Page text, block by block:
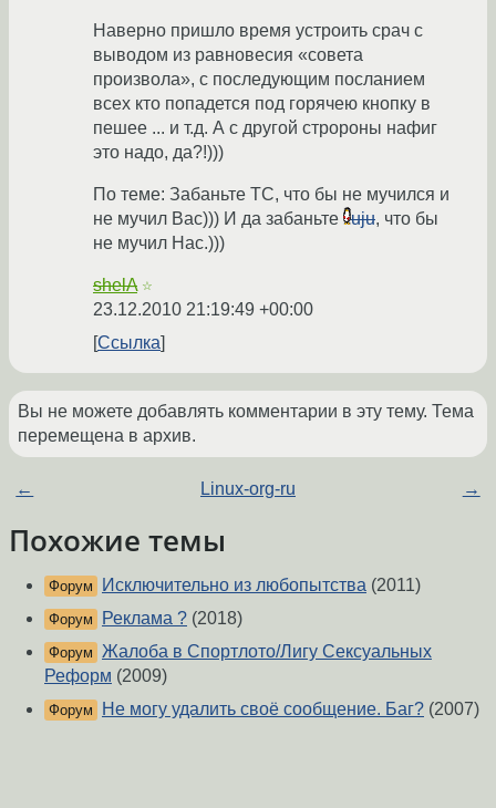
Наверно пришло время устроить срач с
выводом из равновесия «совета
произвола», с последующим посланием
всех кто попадется под горячею кнопку в
пешее ... и т.д. А с другой стророны нафиг
это надо, да?!)))
По теме: Забаньте ТС, что бы не мучился и
не мучил Вас))) И да забаньте
uju, что бы
не мучил Нас.)))
shelA ☆
23.12.2010 21:19:49 +00:00
Ссылка
Вы не можете добавлять комментарии в эту тему. Тема
перемещена в архив.
← Linux-org-ru →
Похожие темы
Форум Исключительно из любопытства (2011)
Форум Реклама ? (2018)
Форум
Жалоба в Спортлото/Лигу Сексуальных
Реформ (2009)
Форум Не могу удалить своё сообщение. Баг? (2007)